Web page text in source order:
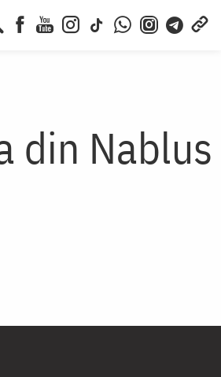
din Nablus